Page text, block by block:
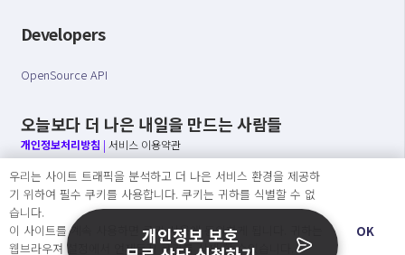
Developers
OpenSource API
오늘보다 더 나은 내일을 만드는 사람들
개인정보처리방침 | 서비스 이용약관
○ 개인정보보호 컴플라이언스를 선도하겠습니다.
○ 정보주체의 권리를 보장하겠습니다.
○ 기업의 개인정보보호를 위한 효율적 관리를 보장하겠습니다.
우리는 사이트 트래픽을 분석하고 더 나은 서비스 환경을 제공하
기 위하여 필수 쿠키를 사용합니다. 쿠키는 귀하를 식별할 수 없
습니다.
이 사이트를 계속 사용하면 쿠키 사용에 동의하게 됩니다. 귀하는
웹브라우져 설정에서 언제든지 쿠키를 삭제 할 수있습니다.
OK
개인정보 보호